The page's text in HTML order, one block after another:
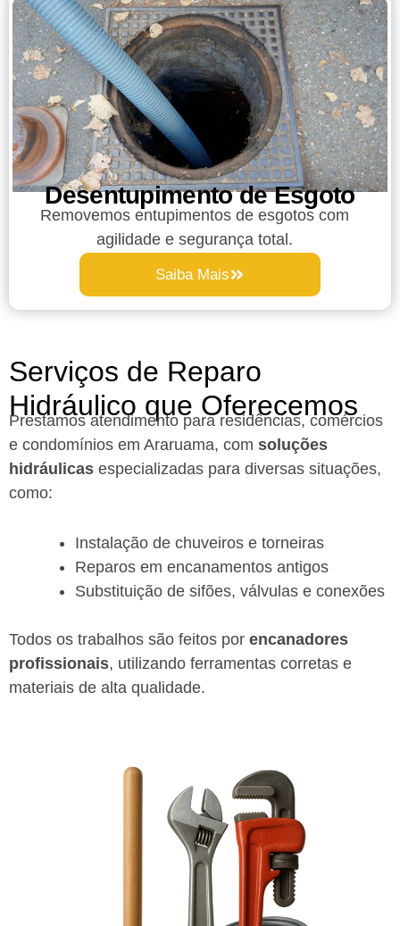
Desentupimento de Esgoto
Removemos entupimentos de esgotos com
agilidade e segurança total.
Saiba Mais
Serviços de Reparo
Hidráulico que Oferecemos
Prestamos atendimento para residências, comércios
e condomínios em Araruama, com soluções
hidráulicas especializadas para diversas situações,
como:
Instalação de chuveiros e torneiras
Reparos em encanamentos antigos
Substituição de sifões, válvulas e conexões
Todos os trabalhos são feitos por encanadores
profissionais, utilizando ferramentas corretas e
materiais de alta qualidade.